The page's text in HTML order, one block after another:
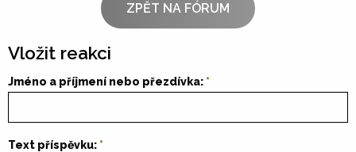
ZPĚT NA FÓRUM
Vložit reakci
Jméno a příjmení nebo přezdívka:
Text příspěvku: